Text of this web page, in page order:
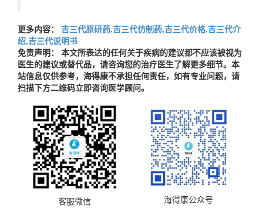
更多内容：
吉三代原研药,吉三代仿制药,吉三代价格,吉三代介
绍,吉三代说明书
免责声明： 本文所表达的任何关于疾病的建议都不应该被视为
医生的建议或替代品，请咨询您的治疗医生了解更多细节。本
站信息仅供参考，海得康不承担任何责任，如有专业问题，请
扫描下方二维码立即咨询医学顾问。
客服微信
海得康公众号